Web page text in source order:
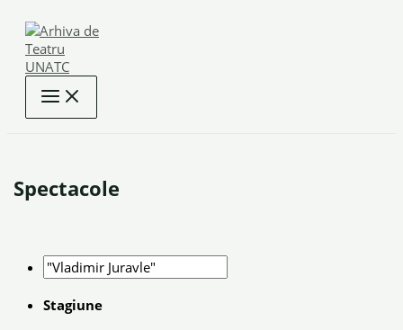
content
Spectacole
Stagiune